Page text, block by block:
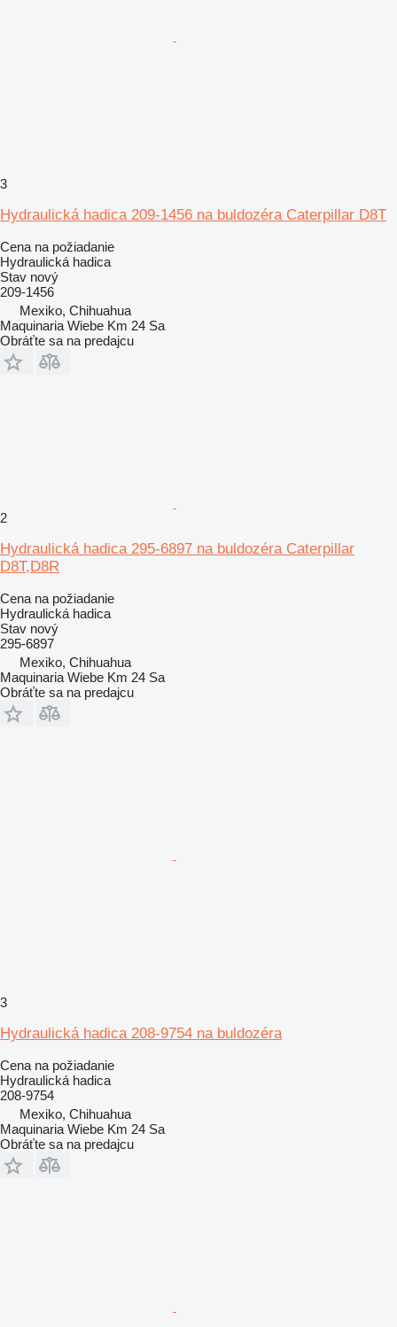
3
Hydraulická hadica 209-1456 na buldozéra Caterpillar D8T
Cena na požiadanie
Hydraulická hadica
Stav nový
209-1456
Mexiko, Chihuahua
Maquinaria Wiebe Km 24 Sa
Obráťte sa na predajcu
2
Hydraulická hadica 295-6897 na buldozéra Caterpillar
D8T,D8R
Cena na požiadanie
Hydraulická hadica
Stav nový
295-6897
Mexiko, Chihuahua
Maquinaria Wiebe Km 24 Sa
Obráťte sa na predajcu
3
Hydraulická hadica 208-9754 na buldozéra
Cena na požiadanie
Hydraulická hadica
208-9754
Mexiko, Chihuahua
Maquinaria Wiebe Km 24 Sa
Obráťte sa na predajcu